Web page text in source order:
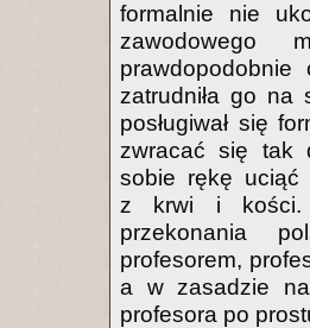
formalnie nie
zawodowego
zatrudniła go na
posługiwał się
zwracać się tak
sobie rękę uciąć
z krwi i kości.
przekonania
profesorem,
a w zasadzie
profesora po